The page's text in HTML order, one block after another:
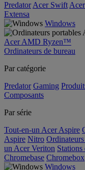
Predator Acer Swift
Extensa
Windows
Acer AMD Ryzen™
Ordinateurs de bureau
Par catégorie
Predator Gaming
Composants
Par série
Tout-en-un Acer Aspire
Aspire Nitro
un Acer Veriton
Chromebase Chromebox
Windows